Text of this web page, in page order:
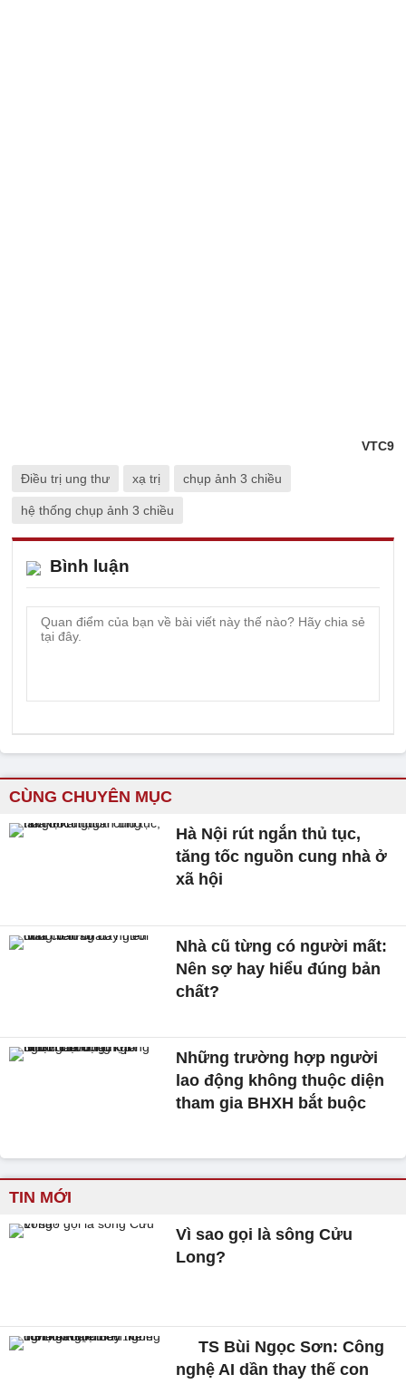
VTC9
Điều trị ung thư xạ trị chụp ảnh 3 chiều
hệ thống chụp ảnh 3 chiều
Bình luận
CÙNG CHUYÊN MỤC
Hà Nội rút ngắn thủ tục,
tăng tốc nguồn cung nhà ở
xã hội
Nhà cũ từng có người mất:
Nên sợ hay hiểu đúng bản
chất?
Những trường hợp người
lao động không thuộc diện
tham gia BHXH bắt buộc
TIN MỚI
Vì sao gọi là sông Cửu
Long?
TS Bùi Ngọc Sơn: Công
nghệ AI dần thay thế con